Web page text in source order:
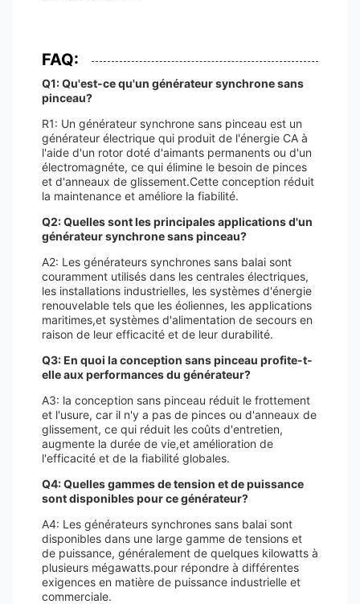
FAQ:
Q1: Qu'est-ce qu'un générateur synchrone sans
pinceau?
R1: Un générateur synchrone sans pinceau est un
générateur électrique qui produit de l'énergie CA à
l'aide d'un rotor doté d'aimants permanents ou d'un
électromagnéte, ce qui élimine le besoin de pinces
et d'anneaux de glissement.Cette conception réduit
la maintenance et améliore la fiabilité.
Q2: Quelles sont les principales applications d'un
générateur synchrone sans pinceau?
A2: Les générateurs synchrones sans balai sont
couramment utilisés dans les centrales électriques,
les installations industrielles, les systèmes d'énergie
renouvelable tels que les éoliennes, les applications
maritimes,et systèmes d'alimentation de secours en
raison de leur efficacité et de leur durabilité.
Q3: En quoi la conception sans pinceau profite-t-
elle aux performances du générateur?
A3: la conception sans pinceau réduit le frottement
et l'usure, car il n'y a pas de pinces ou d'anneaux de
glissement, ce qui réduit les coûts d'entretien,
augmente la durée de vie,et amélioration de
l'efficacité et de la fiabilité globales.
Q4: Quelles gammes de tension et de puissance
sont disponibles pour ce générateur?
A4: Les générateurs synchrones sans balai sont
disponibles dans une large gamme de tensions et
de puissance, généralement de quelques kilowatts à
plusieurs mégawatts.pour répondre à différentes
exigences en matière de puissance industrielle et
commerciale.